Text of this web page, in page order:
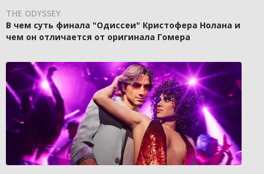
THE ODYSSEY
В чем суть финала "Одиссеи" Кристофера Нолана и
чем он отличается от оригинала Гомера